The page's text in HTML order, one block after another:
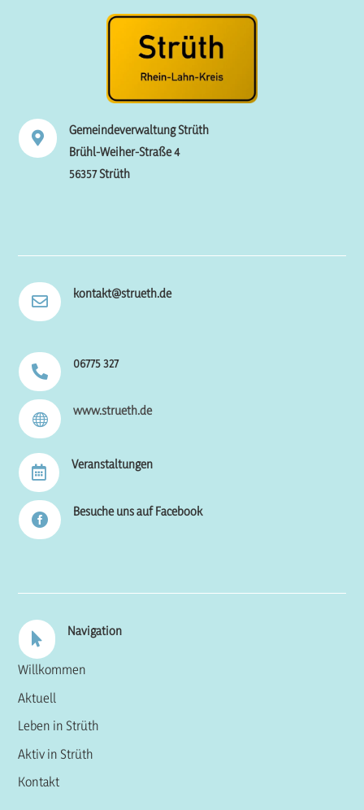

Gemeindeverwaltung Strüth
Brühl-Weiher-Straße 4
56357 Strüth
 kontakt@strueth.de
 06775 327

www.strueth.de
 Veranstaltungen

Besuche uns auf Facebook
 Navigation
Willkommen
Aktuell
Leben in Strüth
Aktiv in Strüth
Kontakt